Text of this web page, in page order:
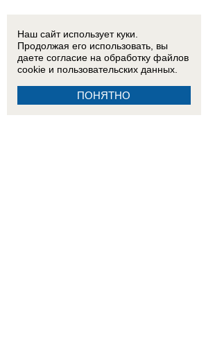
Наш сайт использует куки.
Продолжая его использовать, вы
даете согласие на обработку файлов
cookie и пользовательских данных.
ПОНЯТНО